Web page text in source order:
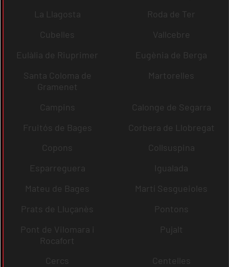
La Llagosta
Roda de Ter
Cubelles
Vallcebre
Eulàlia de Riuprimer
Eugènia de Berga
Santa Coloma de
Gramenet
Martorelles
Campins
Calonge de Segarra
Fruitós de Bages
Corbera de Llobregat
Copons
Collsuspina
Esparreguera
Igualada
Mateu de Bages
Martí Sesgueioles
Prats de Lluçanès
Pontons
Pont de Vilomara i
Rocafort
Pujalt
Cercs
Centelles